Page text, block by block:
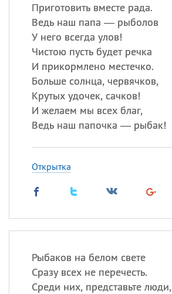
Приготовить вместе рада.
Ведь наш папа — рыболов
У него всегда улов!
Чистою пусть будет речка
И прикормлено местечко.
Больше солнца, червячков,
Крутых удочек, сачков!
И желаем мы всех благ,
Ведь наш папочка — рыбак!
Открытка
Рыбаков на белом свете
Сразу всех не перечесть.
Среди них, представьте люди,